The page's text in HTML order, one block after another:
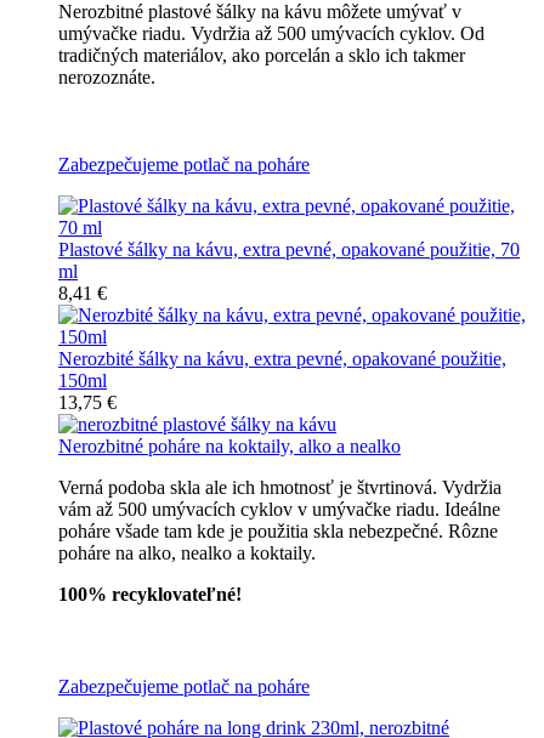
Nerozbitné plastové šálky na kávu môžete umývať v
umývačke riadu. Vydržia až 500 umývacích cyklov. Od
tradičných materiálov, ako porcelán a sklo ich takmer
nerozoznáte.
Zabezpečujeme potlač na poháre
Plastové šálky na kávu, extra pevné, opakované použitie, 70
ml
8,41 €
Nerozbité šálky na kávu, extra pevné, opakované použitie,
150ml
13,75 €
Nerozbitné poháre na koktaily, alko a nealko
Verná podoba skla ale ich hmotnosť je štvrtinová. Vydržia
vám až 500 umývacích cyklov v umývačke riadu. Ideálne
poháre všade tam kde je použitia skla nebezpečné. Rôzne
poháre na alko, nealko a koktaily.
100% recyklovateľné!
Zabezpečujeme potlač na poháre